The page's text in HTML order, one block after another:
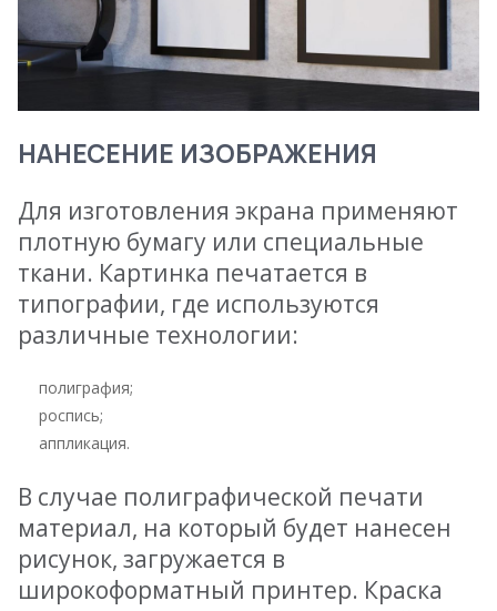
НАНЕСЕНИЕ ИЗОБРАЖЕНИЯ
Для изготовления экрана применяют
плотную бумагу или специальные
ткани. Картинка печатается в
типографии, где используются
различные технологии:
полиграфия;
роспись;
аппликация.
В случае полиграфической печати
материал, на который будет нанесен
рисунок, загружается в
широкоформатный принтер. Краска